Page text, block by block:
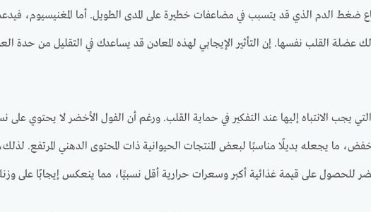
الدم الذي قد يتسبب في مضاعفات خطيرة على المدى الطويل. أما المغنيسيوم،
القلب نفسها. إن التأثير الإيجابي لهذه المعادن قد يساعدك في التقليل من حدة
يجب الانتباه إليها عند التفكير في حماية القلب. ورغم أن الفول الأخضر لا يحتوي
ما يجعله بديلًا مناسبًا لبعض المنتجات الحيوانية ذات المحتوى الدهني المرتفع.
للحصول على قيمة غذائية أكبر وسعرات حرارية أقل نسبيًا، مما ينعكس إيجابًا على